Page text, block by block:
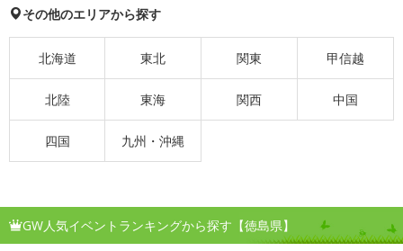
その他のエリアから探す
北海道 東北 関東 甲信越
北陸 東海 関西 中国
四国 九州・沖縄
GW人気イベントランキングから探す【徳島県】